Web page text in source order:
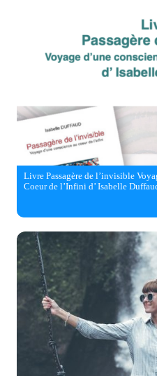
Livre Passagère de l’invisible
Coeur de l’Infini d’ Isabelle